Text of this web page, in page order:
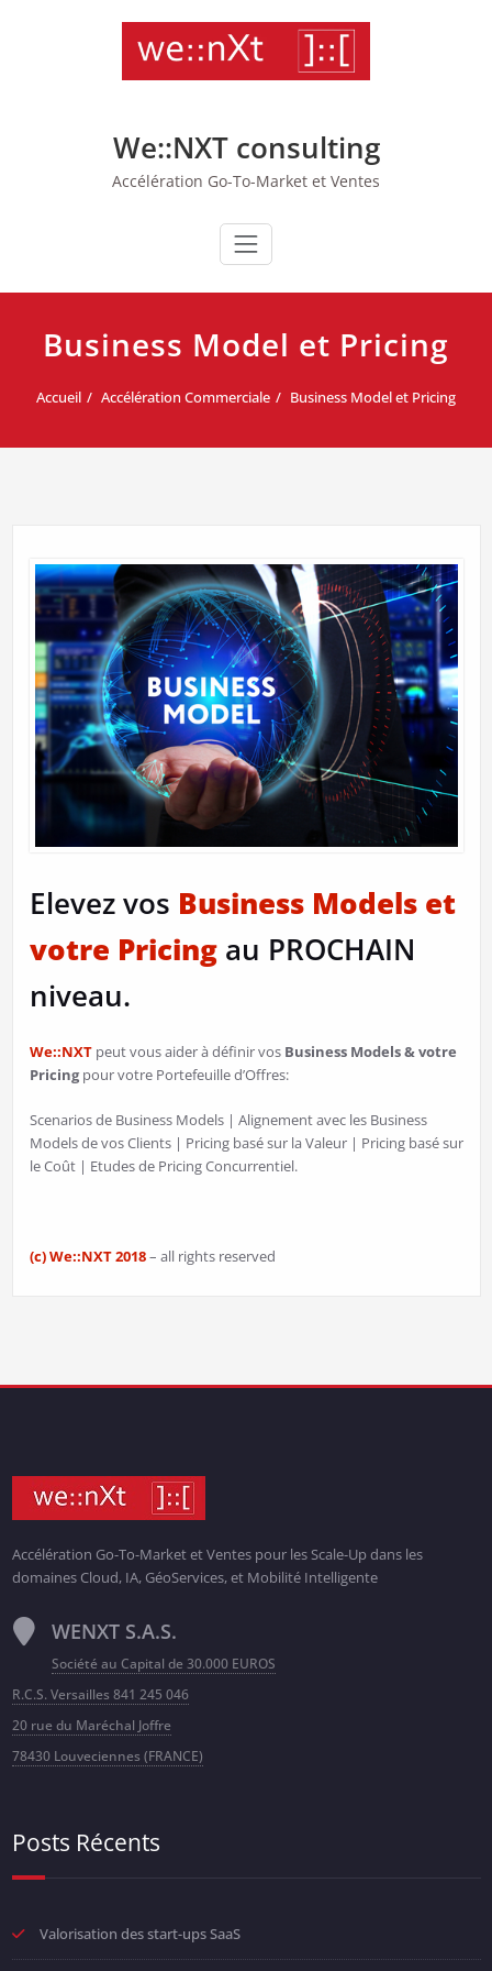
We::NXT consulting
Accélération Go-To-Market et Ventes
Business Model et Pricing
Accueil Accélération Commerciale Business Model et Pricing
Elevez vos Business Models et
votre Pricingau PROCHAIN
niveau.
We::NXTpeut vous aider à définir vos Business Models & votre
Pricingpour votre Portefeuille d’Offres:
Scenarios de Business Models | Alignement avec les Business
Models de vos Clients | Pricing basé sur la Valeur | Pricing basé sur
le Coût | Etudes de Pricing Concurrentiel.
(c) We::NXT 2018– all rights reserved
Accélération Go-To-Market et Ventes pour les Scale-Up dans les
domaines Cloud, IA, GéoServices, et Mobilité Intelligente
WENXT S.A.S.
Société au Capital de 30.000 EUROS
R.C.S. Versailles 841 245 046
20 rue du Maréchal Joffre
78430 Louveciennes (FRANCE)
Posts Récents
Valorisation des start-ups SaaS